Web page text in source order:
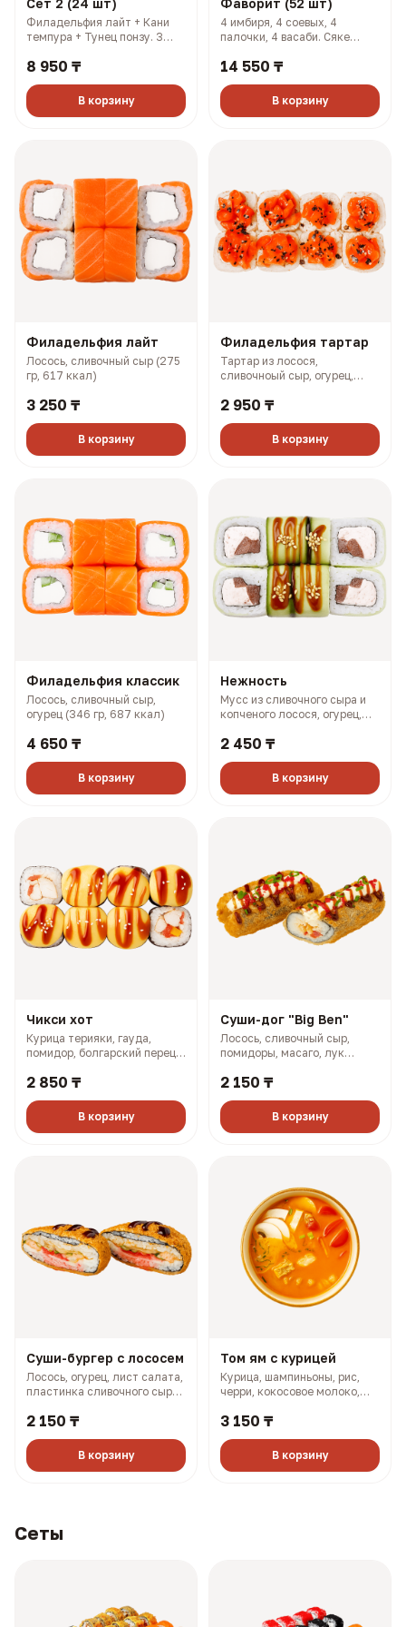
Сет 2 (24 шт)
Филадельфия лайт + Кани
темпура + Тунец понзу. 3
3 васаби (927 гр, 2108 ккал)
8 950 ₸
В корзину
Фаворит (52 шт)
4 имбиря, 4 соевых, 4
палочки, 4 васаби. Сяке
Самурай + Нори маки ясай +
+ Чикси хот (1606 гр, 2733
ккал)
14 550 ₸
В корзину
Филадельфия лайт
Лосось, сливочный сыр (275
гр, 617 ккал)
3 250 ₸
В корзину
Филадельфия тартар
Тартар из лосося,
сливочноый сыр, огурец,
ккал)
2 950 ₸
В корзину
Филадельфия классик
Лосось, сливочный сыр,
огурец (346 гр, 687 ккал)
4 650 ₸
В корзину
Нежность
Мусс из сливочного сыра и
копченого лосося, огурец,
376 ккал)
2 450 ₸
В корзину
Чикси хот
Курица терияки, гауда,
помидор, болгарский перец,
гр, 660 ккал)
2 850 ₸
В корзину
Суши-дог "Big Ben"
Лосось, сливочный сыр,
помидоры, масаго, лук
гр, 773 ккал)
2 150 ₸
В корзину
Суши-бургер с лососем
Лосось, огурец, лист салата,
пластинка сливочного сыра,
боул (330 гр, 910 ккал)
2 150 ₸
В корзину
Том ям с курицей
Курица, шампиньоны, рис,
черри, кокосовое молоко,
3 150 ₸
В корзину
Сеты